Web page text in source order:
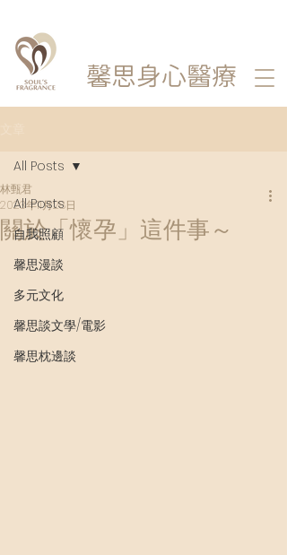
馨思身心醫療
All Posts
自我照顧
馨思漫談
多元文化
馨思談文學/電影
馨思枕邊談
All Posts
關於「懷孕」這件事～
林甄君
2023年11月28日